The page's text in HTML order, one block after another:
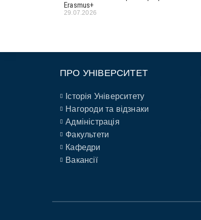
Erasmus+
29.07.2026
ПРО УНІВЕРСИТЕТ
Історія Університету
Нагороди та відзнаки
Адміністрація
Факультети
Кафедри
Вакансії